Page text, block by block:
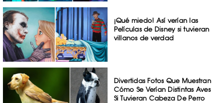
¡Qué miedo! Así verían las
Películas de Disney si tuvieran
villanos de verdad
Divertidas Fotos Que Muestran
Cómo Se Verían Distintas Aves
Si Tuvieran Cabeza De Perro